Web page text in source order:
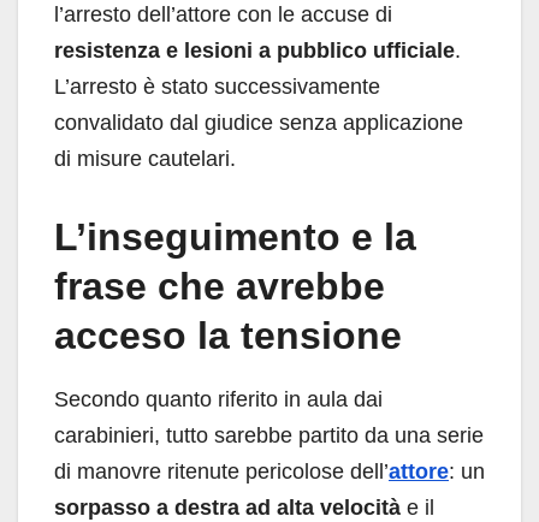
l’arresto dell’attore con le accuse di
resistenza e lesioni a pubblico ufficiale.
L’arresto è stato successivamente
convalidato dal giudice senza applicazione
di misure cautelari.
L’inseguimento e la
frase che avrebbe
acceso la tensione
Secondo quanto riferito in aula dai
carabinieri, tutto sarebbe partito da una serie
di manovre ritenute pericolose dell’attore: un
sorpasso a destra ad alta velocità e il